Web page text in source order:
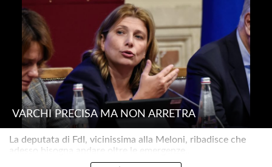
VARCHI PRECISA MA NON ARRETRA
La deputata di FdI, vicinissima alla Meloni, ribadisce che
adesso bisogna andare oltre le emergenze..